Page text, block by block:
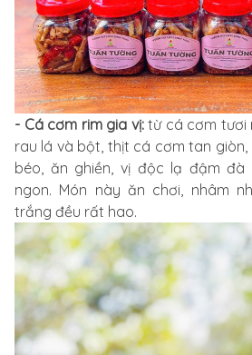
- Cá cơm rim gia vị: từ cá cơm tươi
rau lá và bột, thịt cá cơm tan giòn,
béo, ăn ghiền, vị độc lạ đậm
ngon. Món này ăn chơi, nhâm
trắng đều rất hao.